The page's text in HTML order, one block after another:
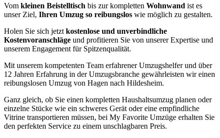
Vom kleinen Beistelltisch bis zur kompletten Wohnwand ist es
unser Ziel, Ihren Umzug so reibungslos wie möglich zu gestalten.
Holen Sie sich jetzt kostenlose und unverbindliche
Kostenvoranschläge und profitieren Sie von unserer Expertise und
unserem Engagement für Spitzenqualität.
Mit unserem kompetenten Team erfahrener Umzugshelfer und über
12 Jahren Erfahrung in der Umzugsbranche gewährleisten wir einen
reibungslosen Umzug von Hagen nach Hildesheim.
Ganz gleich, ob Sie einen kompletten Haushaltsumzug planen oder
einzelne Stücke wie ein schweres Gerät oder eine empfindliche
Vitrine transportieren müssen, bei My Favorite Umzüge erhalten Sie
den perfekten Service zu einem unschlagbaren Preis.